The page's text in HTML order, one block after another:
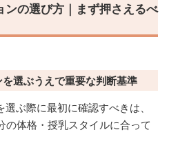
の選び方｜まず押さえるべ
選ぶうえで重要な判断基準
ぶ際に最初に確認すべきは、
体格・授乳スタイルに合って